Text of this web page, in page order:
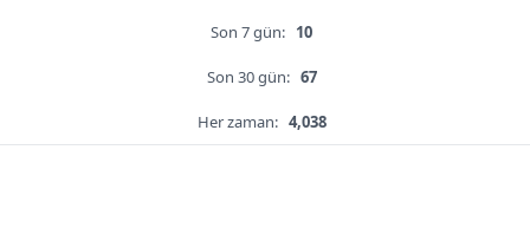
Son 7 gün: 10
Son 30 gün: 67
Her zaman: 4,038